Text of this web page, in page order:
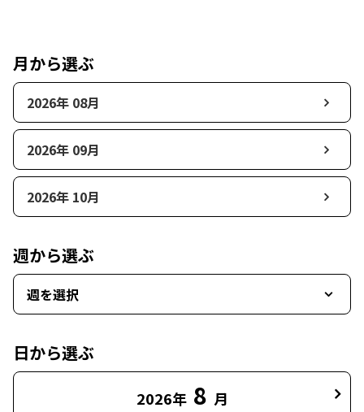
月から選ぶ
2026年 08月
2026年 09月
2026年 10月
週から選ぶ
週を選択
日から選ぶ
2026年 8 月